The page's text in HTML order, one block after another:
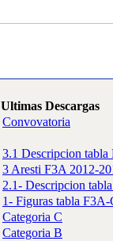
Ultimas Descargas
Convovatoria
3.1 Descripcion tabla
3 Aresti F3A 2012-
2.1- Descripcion
1- Figuras tabla F3A-
Categoria C
Categoria B